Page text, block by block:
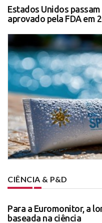
Estados Unidos
aprovado pela FDA em
CIÊNCIA & P&D
Para a Euromonitor, a
baseada na ciência